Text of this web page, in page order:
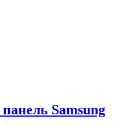
Samsung